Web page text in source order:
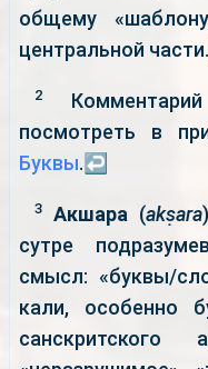
общему
центральной части.
2
посмотреть в
Буквы.↩
3 Акшара (akṣara
сутре
смысл: «буквы/
кали, особенно